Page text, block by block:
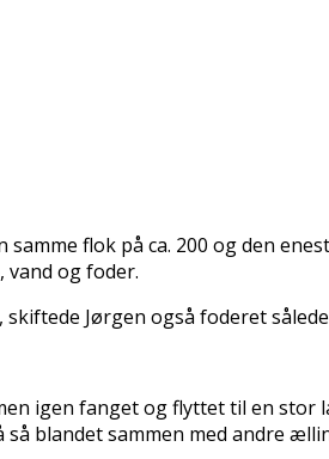
flok på ca. 200 og den
vand og foder.
Jørgen også foderet
igen fanget og flyttet til en
blandet sammen med andre